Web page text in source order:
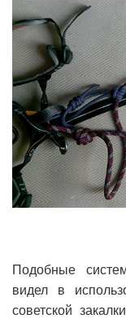
Подобные
видел в
советской